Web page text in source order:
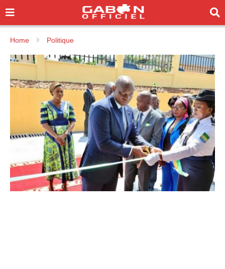
Home Politique